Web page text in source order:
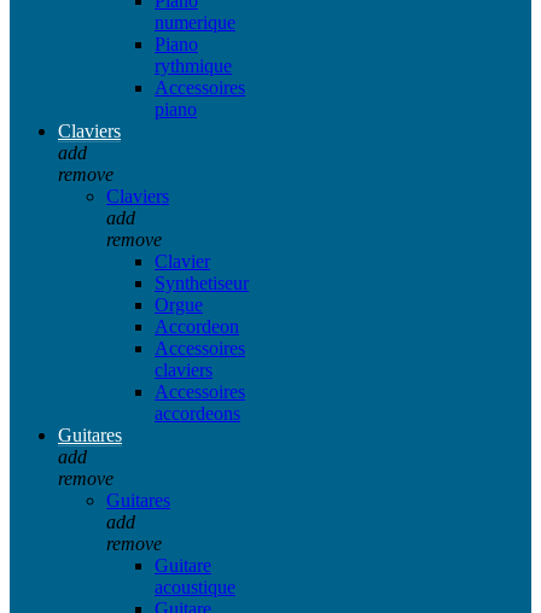
numerique
Piano
rythmique
Accessoires
piano
Claviers
add
remove
Claviers
add
remove
Clavier
Synthetiseur
Orgue
Accordeon
Accessoires
claviers
Accessoires
accordeons
Guitares
add
remove
Guitares
add
remove
Guitare
acoustique
Guitare